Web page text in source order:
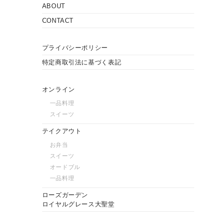
ABOUT
CONTACT
プライバシーポリシー
特定商取引法に基づく表記
オンライン
一品料理
スイーツ
テイクアウト
お弁当
スイーツ
オードブル
一品料理
ローズガーデン
ロイヤルグレース大聖堂